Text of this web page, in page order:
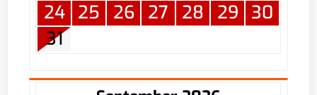
24 25 26 27 28 29
30
31